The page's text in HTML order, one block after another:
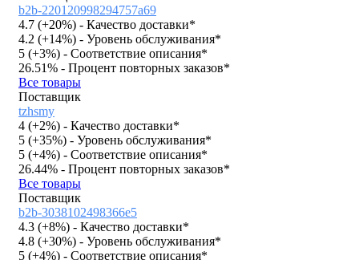
b2b-220120998294757a69
4.7 (+20%) - Качество доставки*
4.2 (+14%) - Уровень обслуживания*
5 (+3%) - Соответствие описания*
26.51% - Процент повторных заказов*
Все товары
Поставщик
tzhsmy
4 (+2%) - Качество доставки*
5 (+35%) - Уровень обслуживания*
5 (+4%) - Соответствие описания*
26.44% - Процент повторных заказов*
Все товары
Поставщик
b2b-3038102498366e5
4.3 (+8%) - Качество доставки*
4.8 (+30%) - Уровень обслуживания*
5 (+4%) - Соответствие описания*